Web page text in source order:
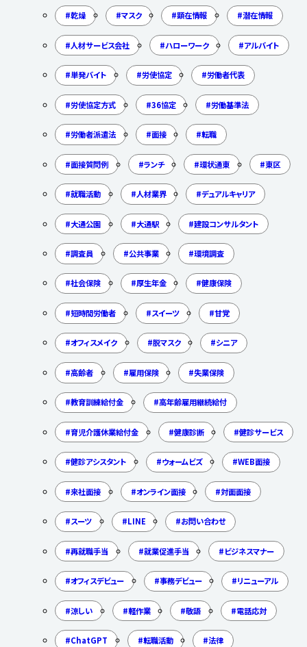
乾燥 マスク 顕在情報 潜在情報
人材サービス会社 ハローワーク アルバイト
単発バイト 労使協定 労働者代表
労使協定方式 36協定 労働基準法
労働者派遣法 面接 転職
面接質問例 ランチ 環状通東 東区
就職活動 人材業界 デュアルキャリア
大通公園 大通駅 建設コンサルタント
調査員 公共事業 環境調査
社会保険 厚生年金 健康保険
短時間労働者 スイーツ 甘党
オフィスメイク 脱マスク シニア
高齢者 雇用保険 失業保険
教育訓練給付金 高年齢雇用継続給付
育児介護休業給付金 健康診断 健診サービス
健診アシスタント ウォームビズ WEB面接
来社面接 オンライン面接 対面面接
スーツ LINE お問い合わせ
再就職手当 就業促進手当 ビジネスマナー
オフィスデビュー 事務デビュー リニューアル
涼しい 軽作業 敬語 電話応対
ChatGPT 転職活動 法律